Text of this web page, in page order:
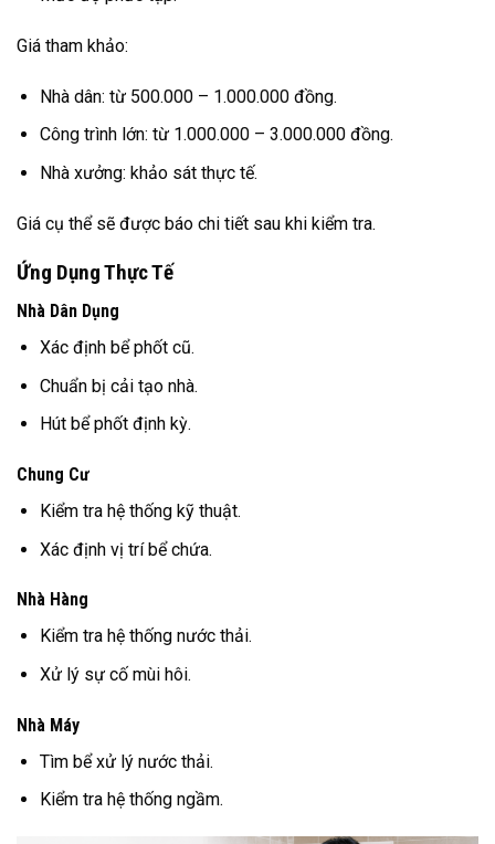
Giá tham khảo:
Nhà dân: từ 500.000 – 1.000.000 đồng.
Công trình lớn: từ 1.000.000 – 3.000.000 đồng.
Nhà xưởng: khảo sát thực tế.
Giá cụ thể sẽ được báo chi tiết sau khi kiểm tra.
Ứng Dụng Thực Tế
Nhà Dân Dụng
Xác định bể phốt cũ.
Chuẩn bị cải tạo nhà.
Hút bể phốt định kỳ.
Chung Cư
Kiểm tra hệ thống kỹ thuật.
Xác định vị trí bể chứa.
Nhà Hàng
Kiểm tra hệ thống nước thải.
Xử lý sự cố mùi hôi.
Nhà Máy
Tìm bể xử lý nước thải.
Kiểm tra hệ thống ngầm.